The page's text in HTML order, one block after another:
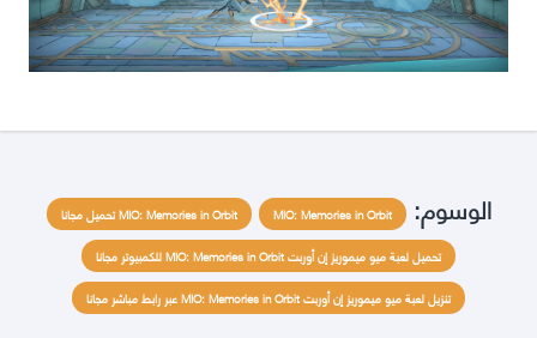
الوسوم: MIO: Memories in Orbit
MIO: Memories in Orbit تحميل مجانا
تحميل لعبة ميو ميموريز إن أوربت MIO: Memories in Orbit للكمبيوتر مجانا
تنزيل لعبة ميو ميموريز إن أوربت MIO: Memories in Orbit عبر رابط مباشر مجانا